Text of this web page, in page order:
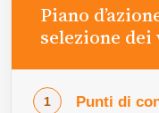
Piano
selezione
Punti di